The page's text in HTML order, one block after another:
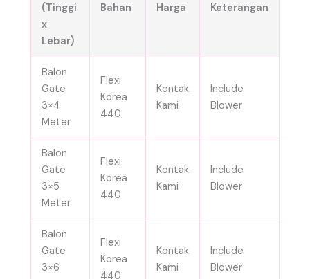
(Tinggi
x
Lebar)
Bahan Harga Keterangan
Balon
Gate
3×4
Meter
Flexi
Korea
440
Kontak
Kami
Include
Blower
Balon
Gate
3×5
Meter
Flexi
Korea
440
Kontak
Kami
Include
Blower
Balon
Gate
3×6
Flexi
Korea
440
Kontak
Kami
Include
Blower